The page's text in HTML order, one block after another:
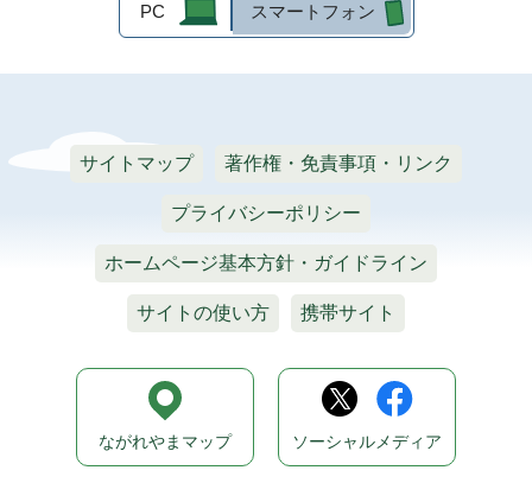
PC スマートフォン
サイトマップ 著作権・免責事項・リンク
プライバシーポリシー
ホームページ基本方針・ガイドライン
サイトの使い方 携帯サイト
ながれやまマップ ソーシャルメディア